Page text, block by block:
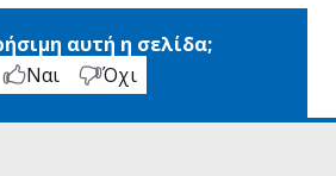
αυτή η σελίδα;
Ναι
Όχι